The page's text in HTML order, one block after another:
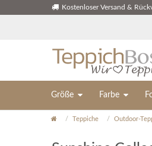
Kostenloser Versand &
Größe Farbe
Teppiche Outdoor-